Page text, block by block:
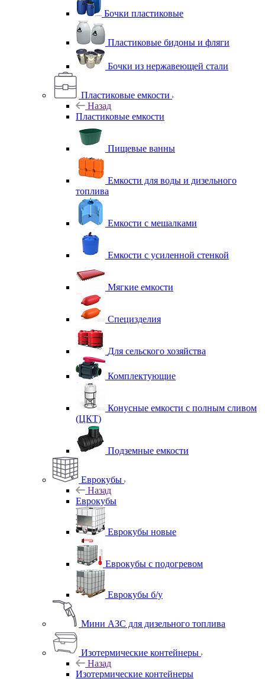
Бочки пластиковые
Пластиковые бидоны и фляги
Бочки из нержавеющей стали
Пластиковые емкости
Назад
Пластиковые емкости
Пищевые ванны
Емкости для воды и дизельного
топлива
Емкости с мешалками
Емкости с усиленной стенкой
Мягкие емкости
Специзделия
Для сельского хозяйства
Комплектующие
Конусные емкости с полным сливом
(ЦКТ)
Подземные емкости
Еврокубы
Назад
Еврокубы
Еврокубы новые
Еврокубы с подогревом
Еврокубы б/у
Мини АЗС для дизельного топлива
Изотермические контейнеры
Назад
Изотермические контейнеры